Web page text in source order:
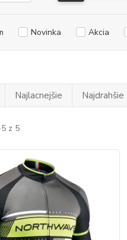
Novinka Akcia
Najlacnejšie Najdrahšie
z 5